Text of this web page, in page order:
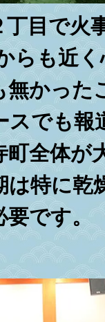
丁目で火
らも近
無かった
スでも報
町全体が
は特に乾
です。